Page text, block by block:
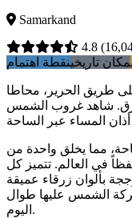
Samarkand
4.8
مكان تاريخينقطة اهتمام
طريق الحرير، محاطا
شاهد غروب الشمس
مما يخلق واحدة من
في العالم. تتميز كل
بألوان زرقاء عميقة
حركة الشمس عليها طوال
اليوم.